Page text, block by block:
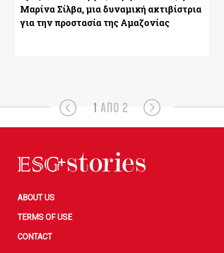
Μαρίνα Σίλβα, μια δυναμική ακτιβίστρια
για την προστασία της Αμαζονίας
1 ΑΠΟ 2
ABOUT US
TERMS OF USE
CONTACT